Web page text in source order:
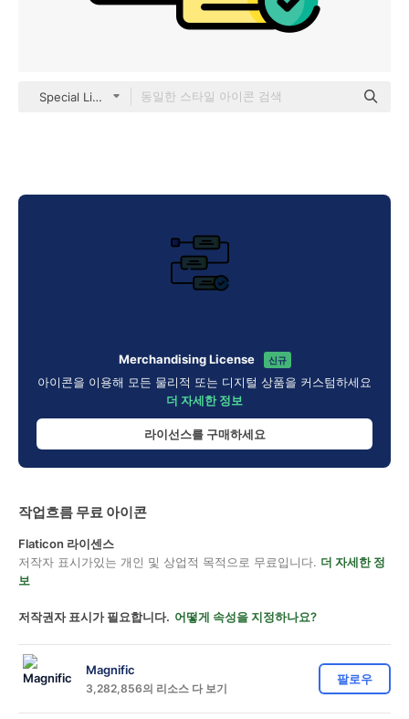
Special Lineal color
Merchandising License 신규
아이콘을 이용해 모든 물리적 또는 디지털 상품을 커스텀하세요
더 자세한 정보
라이선스를 구매하세요
작업흐름 무료 아이콘
Flaticon 라이센스
저작자 표시가있는 개인 및 상업적 목적으로 무료입니다. 더 자세한 정
보
저작권자 표시가 필요합니다. 어떻게 속성을 지정하나요?
Magnific
3,282,856의 리소스 다 보기
팔로우